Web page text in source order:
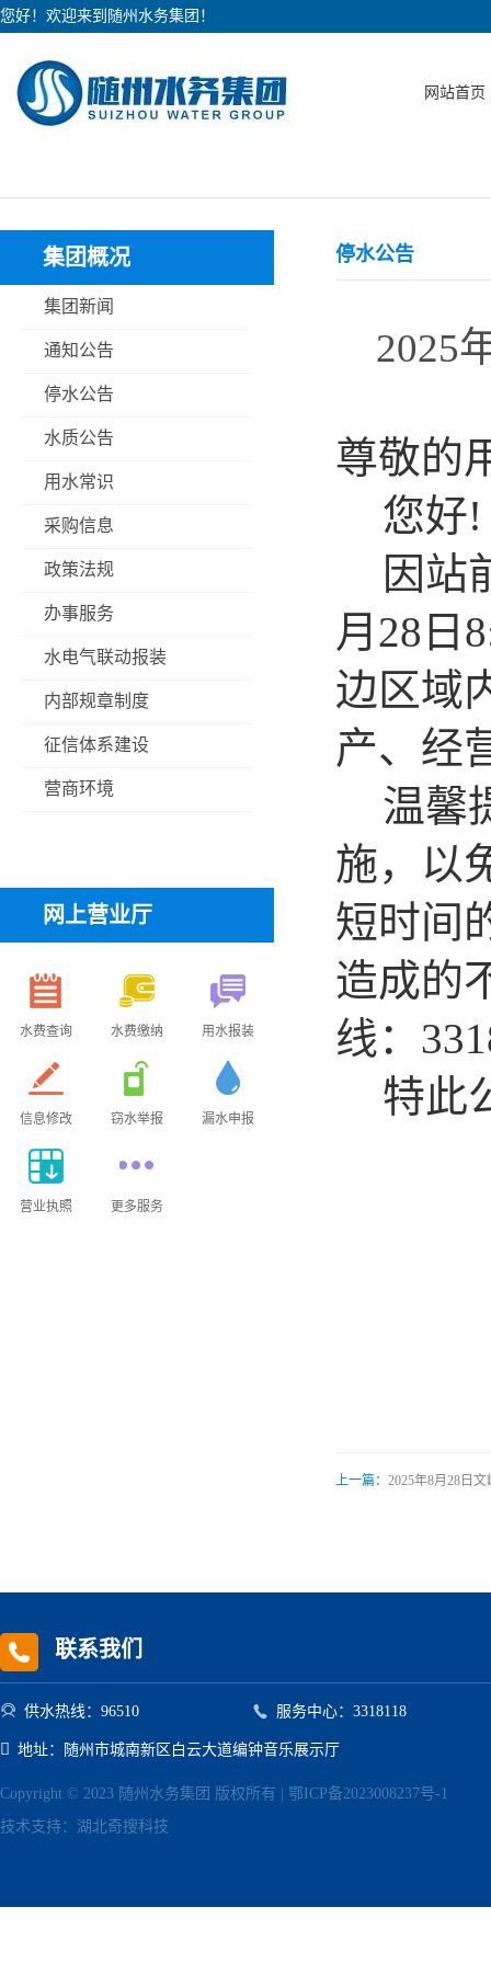
您好！欢迎来到随州水务集团！
网站首页
集团概况
集团新闻
通知公告
停水公告
水质公告
用水常识
采购信息
政策法规
办事服务
水电气联动报装
内部规章制度
征信体系建设
营商环境
网上营业厅
水费查询 水费缴纳 用水报装
信息修改 窃水举报 漏水申报
营业执照 更多服务
停水公告
2025
尊敬的
您好!
因站
月 28 日
边区域
产、经
温馨
施，以
短时间
造成的
线：
特此
上一篇： 2025年8月28日
联系我们
 供水热线：96510  服务中心：3318118
 地址：随州市城南新区白云大道编钟音乐展示厅
Copyright © 2023 随州水务集团 版权所有 | 鄂ICP备2023008237号-1
技术支持： 湖北奇搜科技